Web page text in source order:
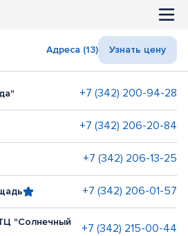
Адреса (13) Узнать цену
+7 (342) 200-94-28
+7 (342) 206-20-84
+7 (342) 206-13-25
+7 (342) 206-01-57
"Солнечный
+7 (342) 215-00-44